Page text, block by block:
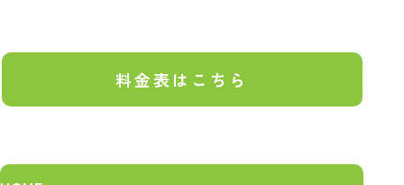
料金表はこちら